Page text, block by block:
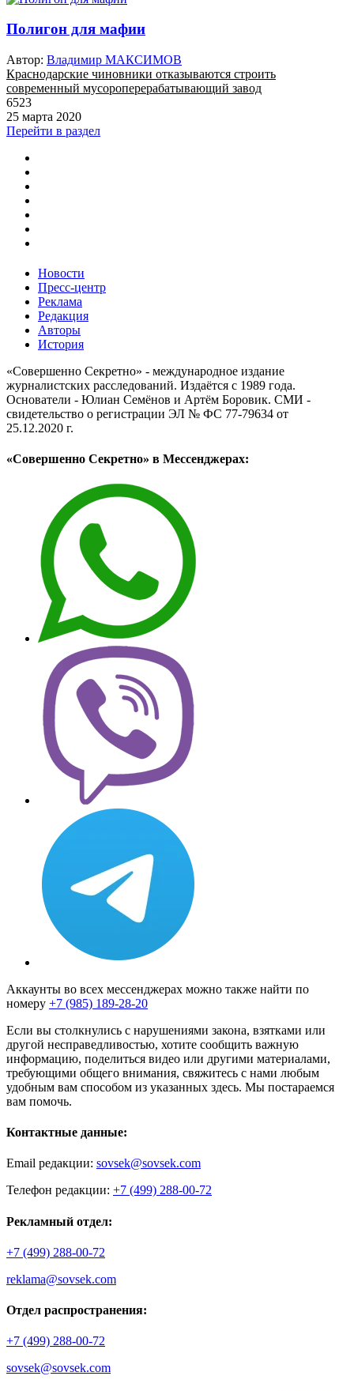
Полигон для мафии
Автор: Владимир МАКСИМОВ
Краснодарские чиновники отказываются строить
современный мусороперерабатывающий завод
6523
25 марта 2020
Перейти в раздел
Новости
Пресс-центр
Реклама
Редакция
Авторы
История
«Совершенно Секретно» - международное издание
журналистских расследований. Издаётся с 1989 года.
Основатели - Юлиан Семёнов и Артём Боровик. CМИ -
свидетельство о регистрации ЭЛ № ФС 77-79634 от
25.12.2020 г.
«Совершенно Секретно» в Мессенджерах:
Аккаунты во всех мессенджерах можно также найти по
номеру +7 (985) 189-28-20
Если вы столкнулись с нарушениями закона, взятками или
другой несправедливостью, хотите сообщить важную
информацию, поделиться видео или другими материалами,
требующими общего внимания, свяжитесь с нами любым
удобным вам способом из указанных здесь. Мы постараемся
вам помочь.
Контактные данные:
Email редакции: sovsek@sovsek.com
Телефон редакции: +7 (499) 288-00-72
Рекламный отдел:
+7 (499) 288-00-72
reklama@sovsek.com
Отдел распространения:
+7 (499) 288-00-72
sovsek@sovsek.com